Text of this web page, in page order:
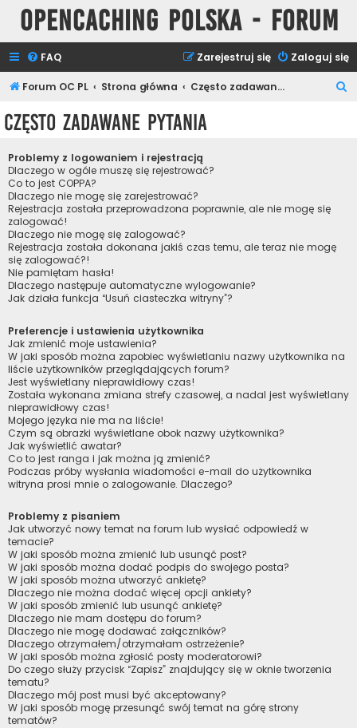
Opencaching Polska - Forum
FAQ Zaloguj się
Zarejestruj się
Forum OC PL Strona główna Często zadawane pytania
Często zadawane pytania
Problemy z logowaniem i rejestracją
Dlaczego w ogóle muszę się rejestrować?
Co to jest COPPA?
Dlaczego nie mogę się zarejestrować?
Rejestracja została przeprowadzona poprawnie, ale nie mogę się
zalogować!
Dlaczego nie mogę się zalogować?
Rejestracja została dokonana jakiś czas temu, ale teraz nie mogę
się zalogować?!
Nie pamiętam hasła!
Dlaczego następuje automatyczne wylogowanie?
Jak działa funkcja “Usuń ciasteczka witryny”?
Preferencje i ustawienia użytkownika
Jak zmienić moje ustawienia?
W jaki sposób można zapobiec wyświetlaniu nazwy użytkownika na
liście użytkowników przeglądających forum?
Jest wyświetlany nieprawidłowy czas!
Została wykonana zmiana strefy czasowej, a nadal jest wyświetlany
nieprawidłowy czas!
Mojego języka nie ma na liście!
Czym są obrazki wyświetlane obok nazwy użytkownika?
Jak wyświetlić awatar?
Co to jest ranga i jak można ją zmienić?
Podczas próby wysłania wiadomości e-mail do użytkownika
witryna prosi mnie o zalogowanie. Dlaczego?
Problemy z pisaniem
Jak utworzyć nowy temat na forum lub wysłać odpowiedź w
temacie?
W jaki sposób można zmienić lub usunąć post?
W jaki sposób można dodać podpis do swojego posta?
W jaki sposób można utworzyć ankietę?
Dlaczego nie można dodać więcej opcji ankiety?
W jaki sposób zmienić lub usunąć ankietę?
Dlaczego nie mam dostępu do forum?
Dlaczego nie mogę dodawać załączników?
Dlaczego otrzymałem/otrzymałam ostrzeżenie?
W jaki sposób można zgłosić posty moderatorowi?
Do czego służy przycisk “Zapisz” znajdujący się w oknie tworzenia
tematu?
Dlaczego mój post musi być akceptowany?
W jaki sposób mogę przesunąć swój temat na górę strony
tematów?